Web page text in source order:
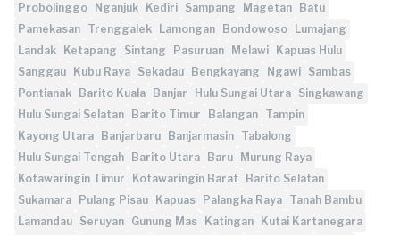
Probolinggo
Nganjuk Kediri Sampang Magetan
Batu
Pamekasan Trenggalek Lamongan Bondowoso
Lumajang
Landak
Ketapang Sintang Pasuruan Melawi
Kapuas Hulu
Sanggau
Kubu Raya Sekadau Bengkayang Ngawi Sambas
Pontianak
Barito Kuala Banjar Hulu Sungai Utara Singkawang
Hulu Sungai Selatan
Barito Timur Balangan Tampin
Kayong Utara
Banjarbaru Banjarmasin Tabalong
Hulu Sungai Tengah
Barito Utara Baru
Murung Raya
Kotawaringin Timur
Kotawaringin Barat
Barito Selatan
Sukamara
Pulang Pisau Kapuas Palangka Raya Tanah Bambu
Lamandau Seruyan Gunung Mas Katingan
Kutai Kartanegara